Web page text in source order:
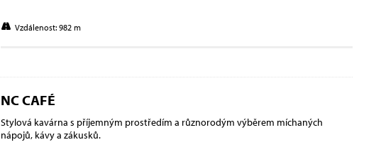
Vzdálenost: 982 m
NC CAFÉ
Stylová kavárna s příjemným prostředím a různorodým výběrem míchaných
nápojů, kávy a zákusků.